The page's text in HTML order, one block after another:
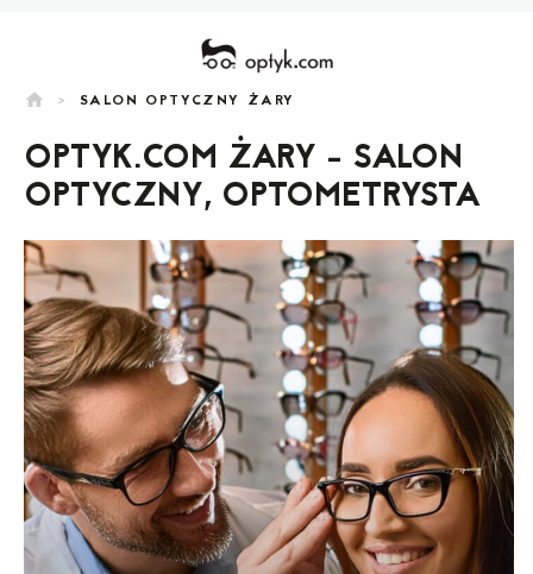
home > SALON OPTYCZNY ŻARY
OPTYK.COM ŻARY - SALON
OPTYCZNY, OPTOMETRYSTA